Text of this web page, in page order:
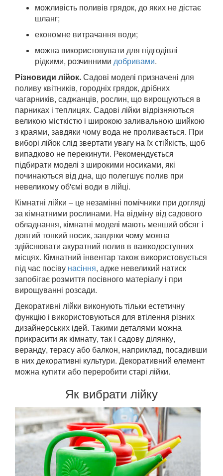
можливість поливів грядок, до яких не дістає
шланг;
економне витрачання води;
можна використовувати для підгодівлі
рідкими, розчинними добривами.
Різновиди лійок.Садові моделі призначені для
поливу квітників, городніх грядок, дрібних
чагарників, саджанців, рослин, що вирощуються в
парниках і теплицях. Садові лійки відрізняються
великою місткістю і широкою заливальною шийкою
з краями, завдяки чому вода не проливається. При
виборі лійок слід звертати увагу на їх стійкість, щоб
випадково не перекинути. Рекомендується
підбирати моделі з широкими носиками, які
починаються від дна, що полегшує полив при
невеликому об'ємі води в лійці.
Кімнатні лійки – це незамінні помічники при догляді
за кімнатними рослинами. На відміну від садового
обладнання, кімнатні моделі мають менший обсяг і
довгий тонкий носик, завдяки чому можна
здійснювати акуратний полив в важкодоступних
місцях. Кімнатний інвентар також використовується
під час посіву насіння, адже невеликий натиск
запобігає розмиття посівного матеріалу і при
вирощуванні розсади.
Декоративні лійки виконують тільки естетичну
функцію і використовуються для втілення різних
дизайнерських ідей. Такими деталями можна
прикрасити як кімнату, так і садову ділянку,
веранду, терасу або балкон, наприклад, посадивши
в них декоративні культури. Декоративний елемент
можна купити або переробити старі лійки.
Як вибрати лійку